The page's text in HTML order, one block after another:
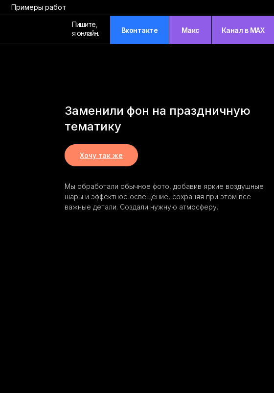
Пишите,
я онлайн.
Вконтакте Макс Канал в MAX
Примеры работ
Заменили фон на праздничную
тематику
Хочу так же
Мы обработали обычное фото, добавив яркие воздушные
шары и эффектное освещение, сохраняя при этом все
важные детали. Создали нужную атмосферу.